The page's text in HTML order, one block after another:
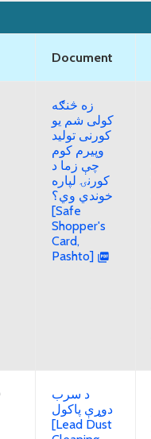
Document
زه څنګه
کولی شم یو
کورنی تولید
وپیرم کوم
چې زما د
کورنۍ لپاره
خوندي وي؟
[Safe
Shopper's
Card,
Pashto]
د سرب
دوړې پاکول
[Lead Dust